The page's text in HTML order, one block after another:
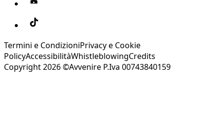
Termini e CondizioniPrivacy e Cookie
PolicyAccessibilitàWhistleblowingCredits
Copyright 2026 ©Avvenire P.Iva 00743840159